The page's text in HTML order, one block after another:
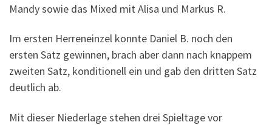
Mandy sowie das Mixed mit Alisa und Markus R.
Im ersten Herreneinzel konnte Daniel B. noch den
ersten Satz gewinnen, brach aber dann nach knappem
zweiten Satz, konditionell ein und gab den dritten Satz
deutlich ab.
Mit dieser Niederlage stehen drei Spieltage vor